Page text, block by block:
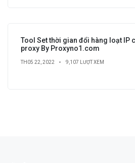
Tool Set thời gian đổi hàng loạt IP
proxy By Proxyno1.com
TH05 22, 2022 9,107 LƯỢT XEM